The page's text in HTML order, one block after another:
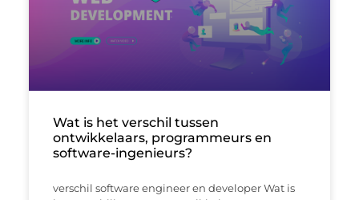
Wat is het verschil tussen
ontwikkelaars, programmeurs en
software-ingenieurs?
verschil software engineer en developer Wat is